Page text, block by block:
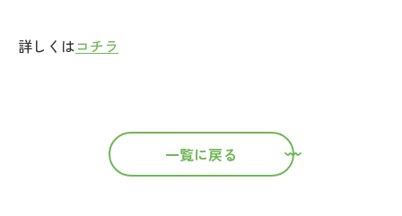
詳しくはコチラ
一覧に戻る